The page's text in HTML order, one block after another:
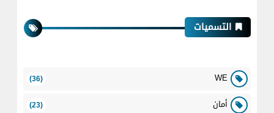
التسميات
WE
(36)
أمان (23)